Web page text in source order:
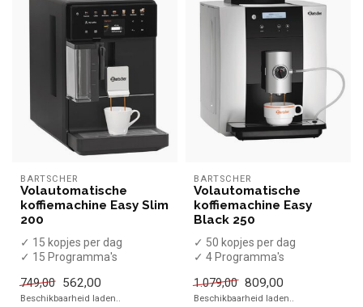
BARTSCHER
Volautomatische
koffiemachine Easy Slim
200
✓ 15 kopjes per dag
✓ 15 Programma's
✓ Handmatig w...
749,00 562,00
Beschikbaarheid laden..
BARTSCHER
Volautomatische
koffiemachine Easy
Black 250
✓ 50 kopjes per dag
✓ 4 Programma's
✓ Handmatig wa...
1.079,00 809,00
Beschikbaarheid laden..